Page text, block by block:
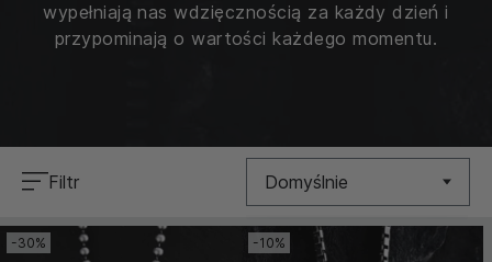
wypełniają nas wdzięcznością za każdy dzień i
przypominają o wartości każdego momentu.
Filtr Domyślnie
Nowość
-30%
-10%